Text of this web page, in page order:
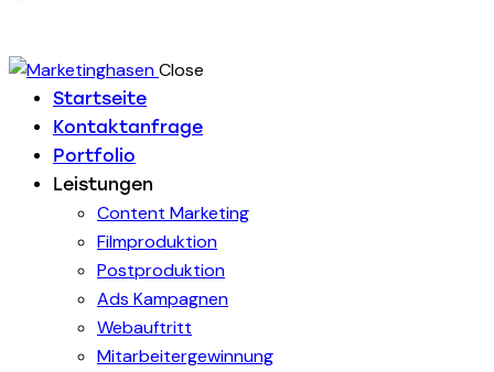
Close
Startseite
Kontaktanfrage
Portfolio
Leistungen
Content Marketing
Filmproduktion
Postproduktion
Ads Kampagnen
Webauftritt
Mitarbeitergewinnung